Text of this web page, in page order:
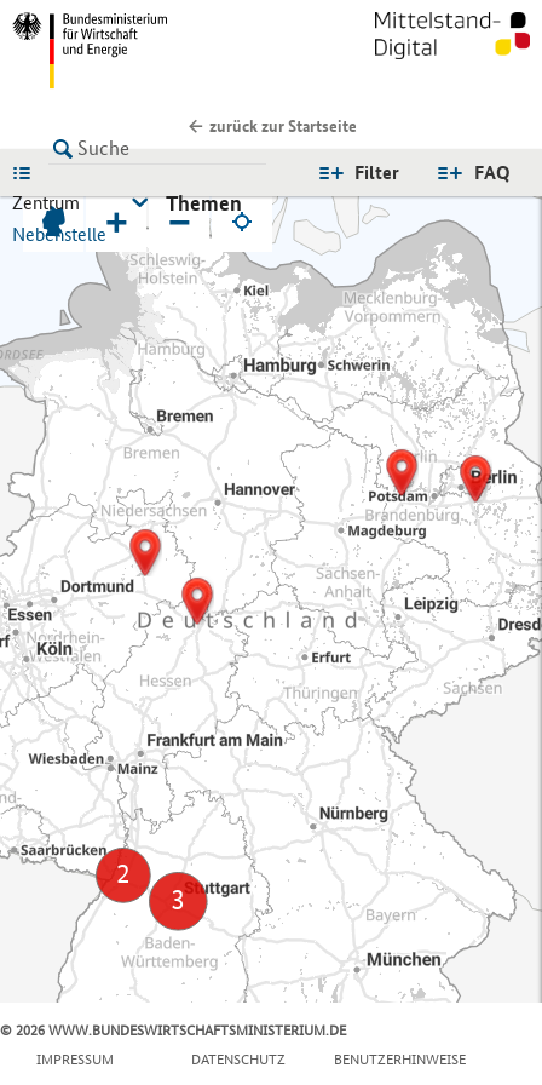
zurück zur Startseite
FAQ
Filter
Zentrum
Nebenstelle
Themen
+ −
© 2026 WWW.BUNDESWIRTSCHAFTSMINISTERIUM.DE
IMPRESSUM
DATENSCHUTZ BENUTZERHINWEISE